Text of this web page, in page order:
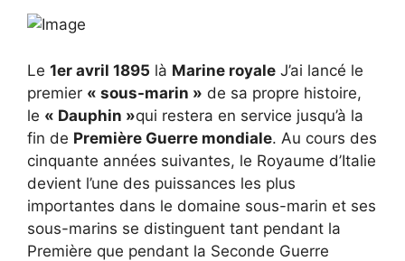
Le 1er avril 1895 là Marine royale J’ai lancé le
premier « sous-marin » de sa propre histoire,
le « Dauphin »qui restera en service jusqu’à la
fin de Première Guerre mondiale. Au cours des
cinquante années suivantes, le Royaume d’Italie
devient l’une des puissances les plus
importantes dans le domaine sous-marin et ses
sous-marins se distinguent tant pendant la
Première que pendant la Seconde Guerre